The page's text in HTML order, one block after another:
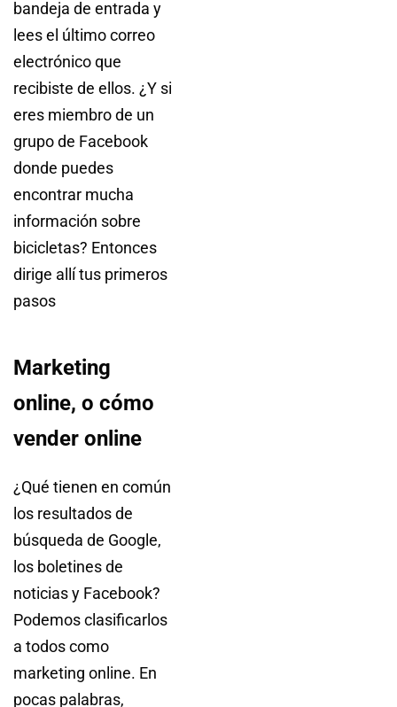
bandeja de entrada y
lees el último correo
electrónico que
recibiste de ellos. ¿Y si
eres miembro de un
grupo de Facebook
donde puedes
encontrar mucha
información sobre
bicicletas? Entonces
dirige allí tus primeros
pasos
Marketing
online, o cómo
vender online
¿Qué tienen en común
los resultados de
búsqueda de Google,
los boletines de
noticias y Facebook?
Podemos clasificarlos
a todos como
marketing online. En
pocas palabras,